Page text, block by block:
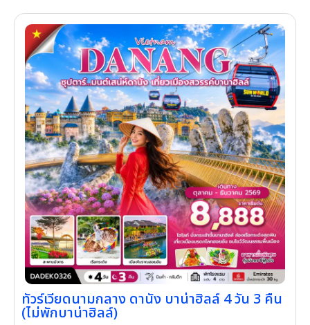
ทัวร์เวียดนามกลาง ดานัง บาน่าฮิลล์ 4 วัน 3 คืน
(ไม่พักบาน่าฮิลล์)